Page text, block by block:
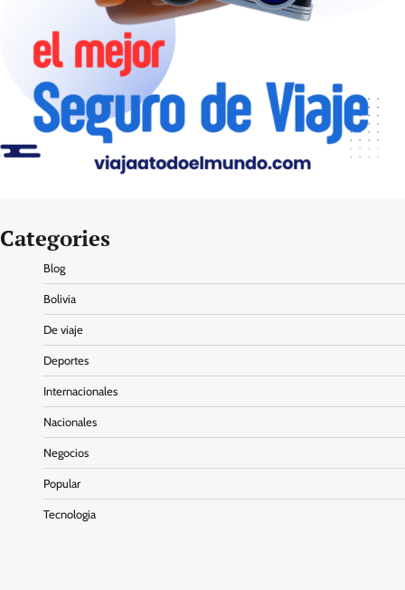
Categories
Blog
Bolivia
De viaje
Deportes
Internacionales
Nacionales
Negocios
Popular
Tecnologia